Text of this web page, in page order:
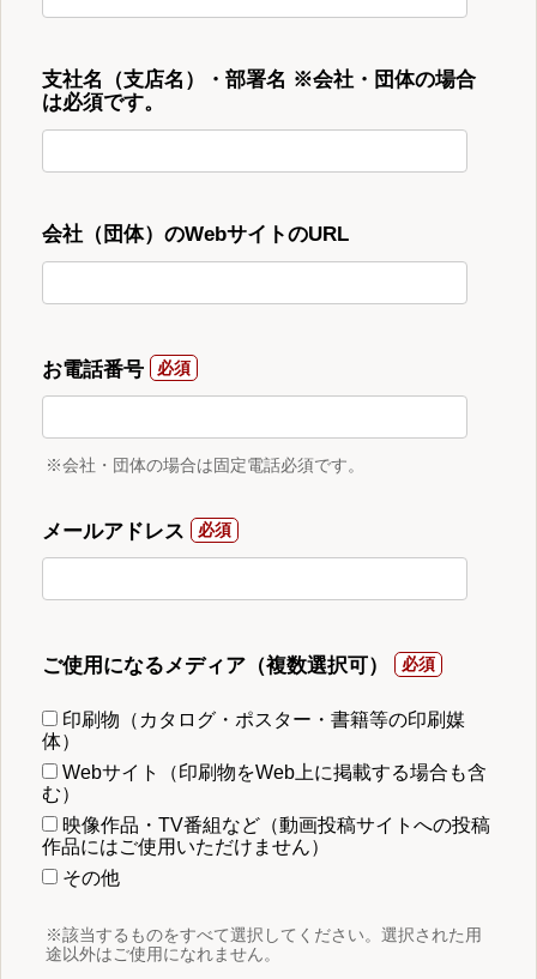
支社名（支店名）・部署名 ※会社・団体の場合
は必須です。
会社（団体）のWebサイトのURL
お電話番号
※会社・団体の場合は固定電話必須です。
メールアドレス
ご使用になるメディア（複数選択可）
印刷物（カタログ・ポスター・書籍等の印刷媒
体）
Webサイト（印刷物をWeb上に掲載する場合も含
む）
映像作品・TV番組など（動画投稿サイトへの投稿
作品にはご使用いただけません）
その他
※該当するものをすべて選択してください。選択された用
途以外はご使用になれません。